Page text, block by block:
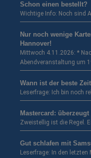
Schon einen bestellt?
Wichtige Info: Noch sind
Nur noch wenige
Hannover!
Mittwoch 4.11.2026: *
Abendveranstaltung um
Wann ist der beste
Leserfrage: Ich bin noch
Mastercard:
Zweistellig ist die Regel.
Gut schlafen mit
Leserfrage: In den